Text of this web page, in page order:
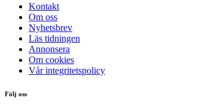
Kontakt
Om oss
Nyhetsbrev
Läs tidningen
Annonsera
Om cookies
Vår integritetspolicy
Följ oss